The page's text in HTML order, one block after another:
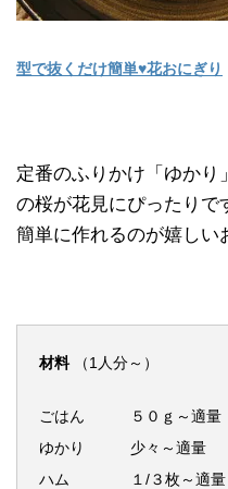
型で抜くだけ簡単♥花おにぎり
定番のふりかけ「ゆかり
の桜が花見にぴったりで
簡単に作れるのが嬉しい
材料（1人分～）
ごはん ５０ｇ～適量
ゆかり 少々～適量
ハム １/３枚～適量